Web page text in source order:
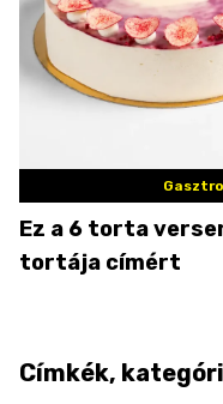
Gasztro
Ez a 6 torta
tortája címért
Címkék,